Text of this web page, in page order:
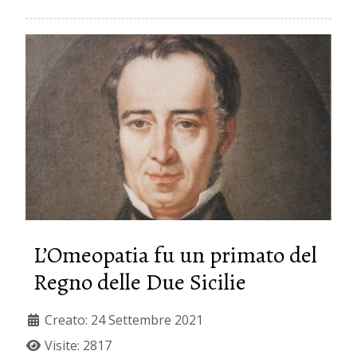
L’Omeopatia fu un primato del
Regno delle Due Sicilie
Creato: 24 Settembre 2021
Visite: 2817